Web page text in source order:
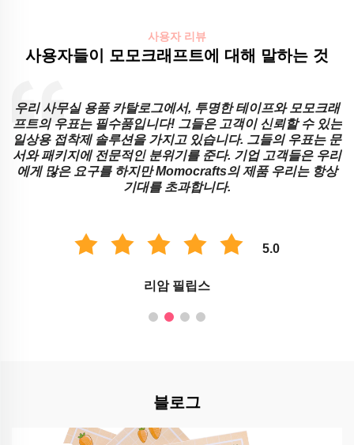
사용자 리뷰
사용자들이 모모크래프트에 대해 말하는 것
우리 사무실 용품 카탈로그에서, 투명한 테이프와 모모크래
프트의 우표는 필수품입니다! 그들은 고객이 신뢰할 수 있는
일상용 접착제 솔루션을 가지고 있습니다. 그들의 우표는 문
서와 패키지에 전문적인 분위기를 준다. 기업 고객들은 우리
에게 많은 요구를 하지만 Momocrafts의 제품 우리는 항상
기대를 초과합니다.
5.0
리암 필립스
블로그